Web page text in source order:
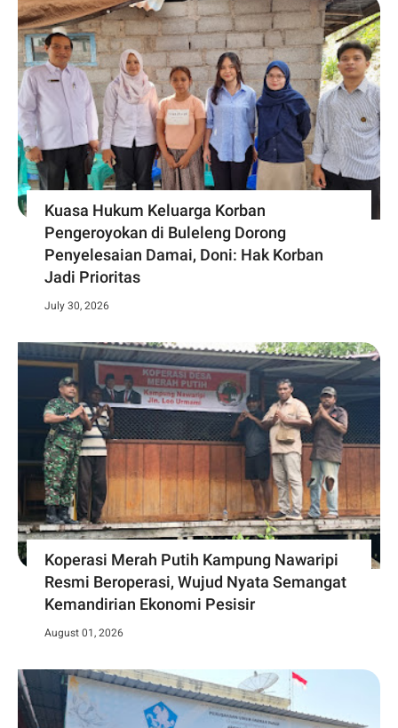
Kuasa Hukum Keluarga Korban
Pengeroyokan di Buleleng Dorong
Penyelesaian Damai, Doni: Hak Korban
Jadi Prioritas
July 30, 2026
Koperasi Merah Putih Kampung Nawaripi
Resmi Beroperasi, Wujud Nyata Semangat
Kemandirian Ekonomi Pesisir
August 01, 2026